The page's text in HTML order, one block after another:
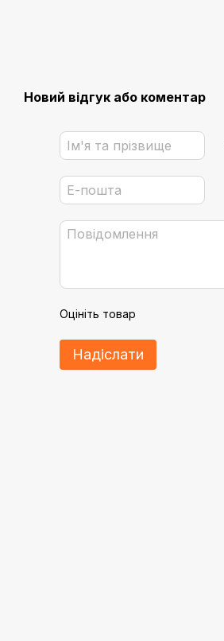
Новий відгук або коментар
Оцініть товар
Надіслати